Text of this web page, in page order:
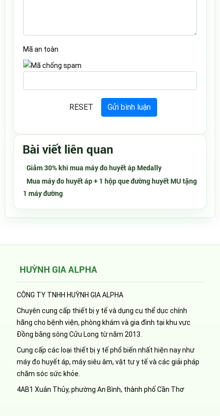
Mã an toàn
Bài viết liên quan
Giảm 30% khi mua máy đo huyết áp Medally
Mua máy đo huyết áp + 1 hộp que đường huyết MU tặng
1 máy đường
HUỲNH GIA ALPHA
CÔNG TY TNHH HUỲNH GIA ALPHA
Chuyên cung cấp thiết bị y tế và dụng cụ thể dục chính
hãng cho bệnh viện, phòng khám và gia đình tại khu vực
Đồng bằng sông Cửu Long từ năm 2013.
Cung cấp các loại thiết bị y tế phổ biến nhất hiện nay như
máy đo huyết áp, máy siêu âm, vật tư y tế và các giải pháp
chăm sóc sức khỏe.
4AB1 Xuân Thủy, phường An Bình, thành phố Cần Thơ